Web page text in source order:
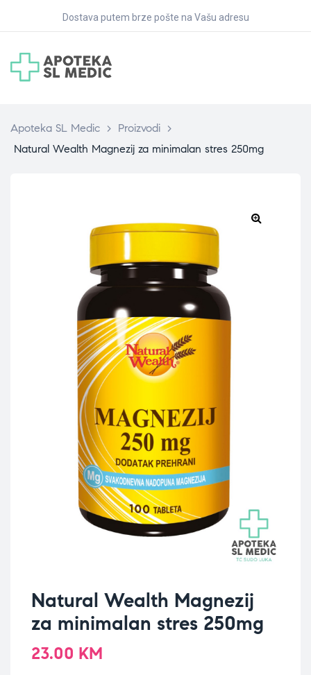
Dostava putem brze pošte na Vašu adresu
Apoteka SL Medic > Proizvodi >
Natural Wealth Magnezij za minimalan stres 250mg
Natural Wealth Magnezij
za minimalan stres 250mg
23.00 KM